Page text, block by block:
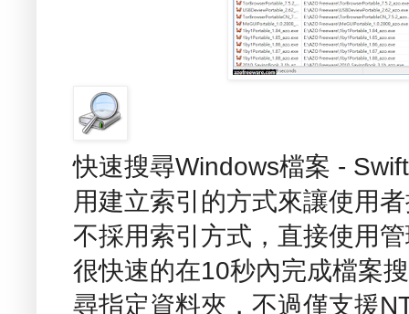
快速搜尋Windows檔案 -
用建立索引的方式來讓使用
不採用索引方式，直接使用
很快速的在10秒內完成檔案
尋指定資料夾，不過僅支援